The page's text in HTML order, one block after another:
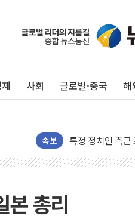
사회 글로벌·중국 해
속보
[종합] 美 7월 고
보훈부, 미
李 "해남 태양광,
李 대통령, '6시
본 총리